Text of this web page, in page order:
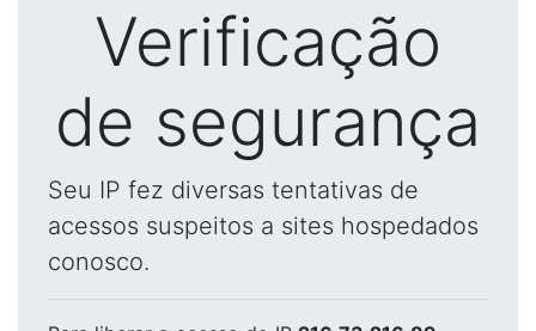
Verificação
de segurança
Seu IP fez diversas tentativas de
acessos suspeitos a sites hospedados
conosco.